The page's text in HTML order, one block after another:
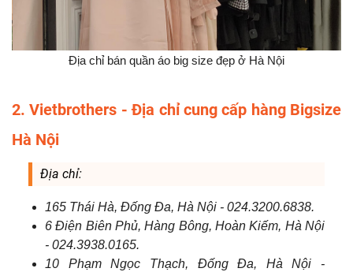
Địa chỉ bán quần áo big size đẹp ở Hà Nội
2. Vietbrothers - Địa chỉ cung cấp hàng Bigsize
Hà Nội
Địa chỉ:
165 Thái Hà, Đống Đa, Hà Nội - 024.3200.6838.
6 Điện Biên Phủ, Hàng Bông, Hoàn Kiếm, Hà Nội
- 024.3938.0165.
10 Phạm Ngọc Thạch, Đống Đa, Hà Nội -